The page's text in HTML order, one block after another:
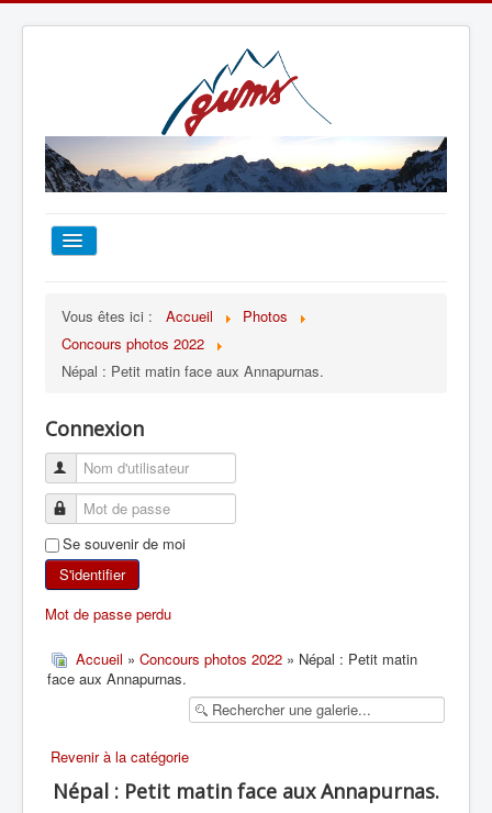
TOUT SUR LE GUMS
ALPINISME
SKI DE RANDONNÉE
RANDONNÉE PÉDESTRE
RANDONNÉE SPORTIVE
Vous êtes ici : Accueil
Photos
Concours photos 2022
Népal : Petit matin face aux Annapurnas.
Connexion
Se souvenir de moi
S'identifier
Mot de passe perdu
Accueil » Concours photos 2022 » Népal : Petit matin
face aux Annapurnas.
Revenir à la catégorie
Népal : Petit matin face aux Annapurnas.